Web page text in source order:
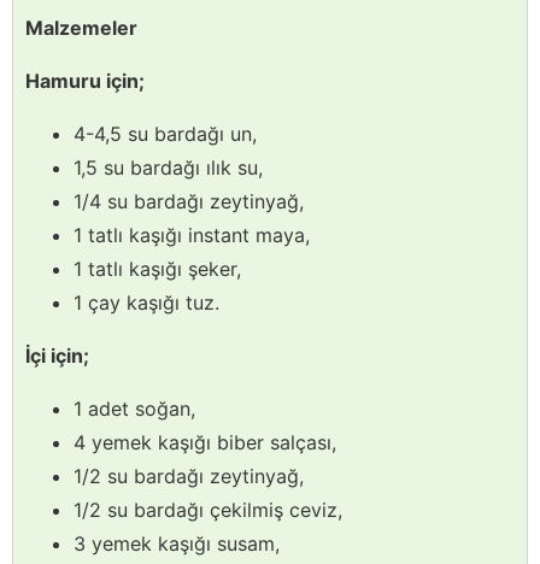
Malzemeler
Hamuru için;
4-4,5 su bardağı un,
1,5 su bardağı ılık su,
1/4 su bardağı zeytinyağ,
1 tatlı kaşığı instant maya,
1 tatlı kaşığı şeker,
1 çay kaşığı tuz.
İçi için;
1 adet soğan,
4 yemek kaşığı biber salçası,
1/2 su bardağı zeytinyağ,
1/2 su bardağı çekilmiş ceviz,
3 yemek kaşığı susam,